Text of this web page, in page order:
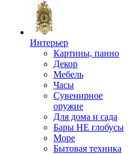
Интерьер
Картины, панно
Декор
Мебель
Часы
Сувенирное
оружие
Для дома и сада
Бары НЕ глобусы
Море
Бытовая техника